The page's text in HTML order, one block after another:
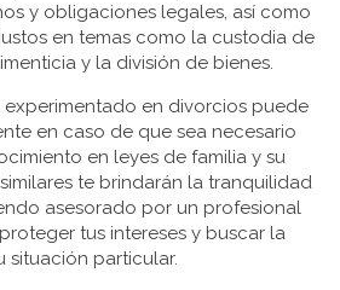
y obligaciones legales, así como
en temas como la custodia de
y la división de bienes.
en divorcios puede
en caso de que sea necesario
en leyes de familia y su
te brindarán la tranquilidad
asesorado por un profesional
tus intereses y buscar la
situación particular.